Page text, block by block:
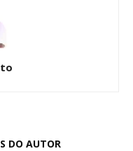
DO AUTOR